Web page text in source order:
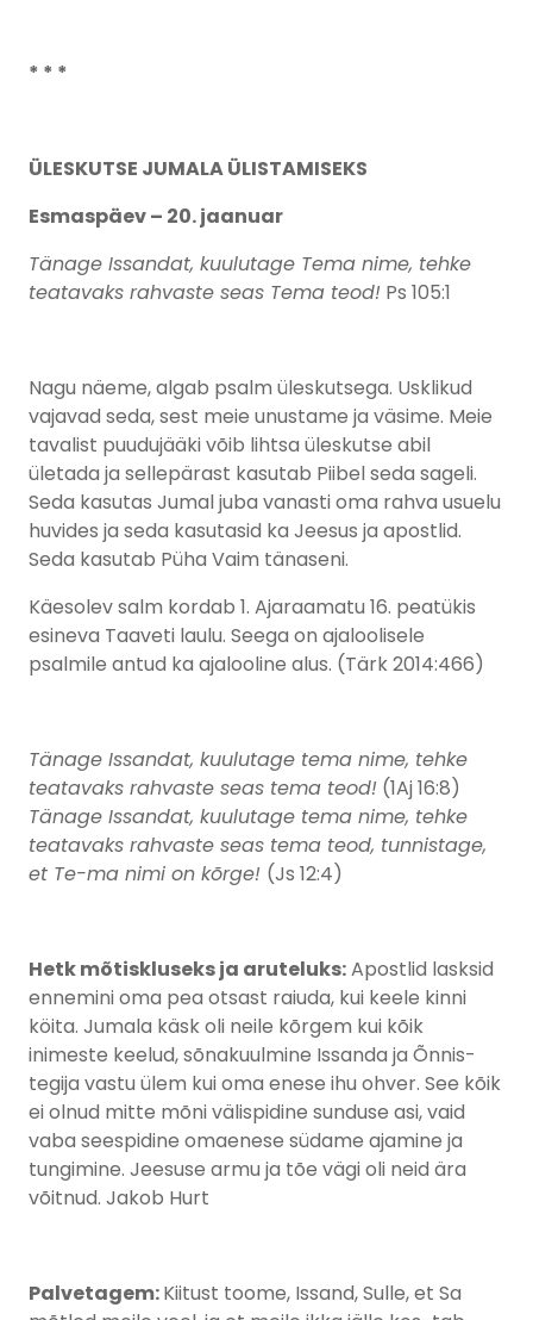
* * *
ÜLESKUTSE JUMALA ÜLISTAMISEKS
Esmaspäev – 20. jaanuar
Tänage Issandat, kuulutage Tema nime, tehke
teatavaks rahvaste seas Tema teod! Ps 105:1
Nagu näeme, algab psalm üleskutsega. Usklikud
vajavad seda, sest meie unustame ja väsime. Meie
tavalist puudujääki võib lihtsa üleskutse abil
ületada ja sellepärast kasutab Piibel seda sageli.
Seda kasutas Jumal juba vanasti oma rahva usuelu
huvides ja seda kasutasid ka Jeesus ja apostlid.
Seda kasutab Püha Vaim tänaseni.
Käesolev salm kordab 1. Ajaraamatu 16. peatükis
esineva Taaveti laulu. Seega on ajaloolisele
psalmile antud ka ajalooline alus. (Tärk 2014:466)
Tänage Issandat, kuulutage tema nime, tehke
teatavaks rahvaste seas tema teod! (1Aj 16:8)
Tänage Issandat, kuulutage tema nime, tehke
teatavaks rahvaste seas tema teod, tunnistage,
et Te-ma nimi on kõrge! (Js 12:4)
Hetk mõtiskluseks ja aruteluks:Apostlid lasksid
ennemini oma pea otsast raiuda, kui keele kinni
köita. Jumala käsk oli neile kõrgem kui kõik
inimeste keelud, sõnakuulmine Issanda ja Õnnis-
tegija vastu ülem kui oma enese ihu ohver. See kõik
ei olnud mitte mõni välispidine sunduse asi, vaid
vaba seespidine omaenese südame ajamine ja
tungimine. Jeesuse armu ja tõe vägi oli neid ära
võitnud. Jakob Hurt
Palvetagem:Kiitust toome, Issand, Sulle, et Sa